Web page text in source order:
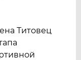
Титовец